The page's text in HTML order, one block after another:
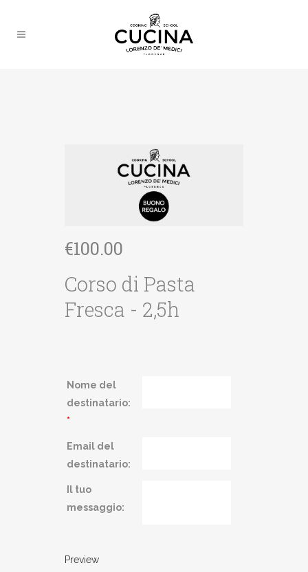
€100.00
Corso di Pasta
Fresca - 2,5h
Nome del
destinatario:
*
Email del
destinatario:
Il tuo
messaggio:
Preview